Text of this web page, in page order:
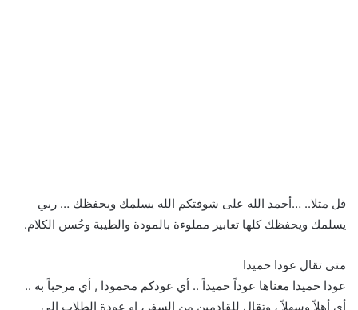
قل مثلا.. …أحمد الله على شوفتكم الله يسلمك ويحفظك … ربي
يسلمك ويحفظك كلها تعابير مملوءة بالمودة والطيبة وحُسن الكلام.
متى تقال عودا حميدا
عودا حميدا معناها عوداً حميداً .. أي عودكم محمودا , أي مرحباً به ..
أي أهلاً وسهلاً ، وتقال للقادمين من السفر، او عودة الطلاب الى